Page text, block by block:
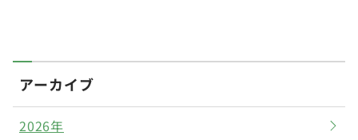
アーカイブ
2026年